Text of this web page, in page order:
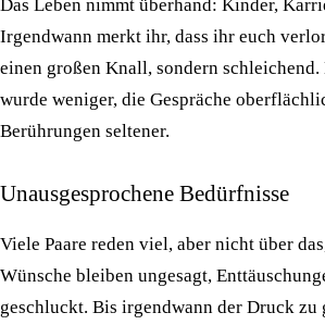
Das Leben nimmt überhand: Kinder,
Irgendwann merkt ihr, dass ihr euch
einen großen Knall, sondern schleichend.
wurde weniger, die Gespräche
Berührungen seltener.
Unausgesprochene Bedürfnisse
Viele Paare reden viel, aber nicht über
Wünsche bleiben ungesagt,
geschluckt. Bis irgendwann der Druck zu